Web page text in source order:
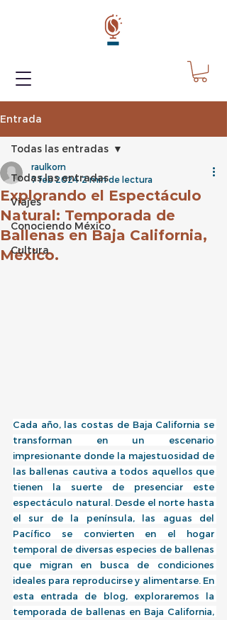
Entrada
Todas las entradas
Viajes
Conociendo México
Cultura
Todas las entradas
Explorando el Espectáculo
Natural: Temporada de
Ballenas en Baja California,
México.
raulkorn
7 feb 2024 2 min de lectura
Cada año, las costas de Baja California se
transforman en un escenario
impresionante donde la majestuosidad de
las ballenas cautiva a todos aquellos que
tienen la suerte de presenciar este
espectáculo natural. Desde el norte hasta
el sur de la península, las aguas del
Pacífico se convierten en el hogar
temporal de diversas especies de ballenas
que migran en busca de condiciones
ideales para reproducirse y alimentarse. En
esta entrada de blog, exploraremos la
temporada de ballenas en Baja California,